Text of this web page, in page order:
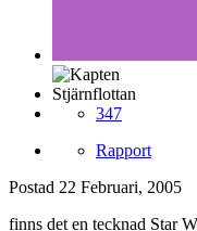
Stjärnflottan
347
Rapport
Postad 22 Februari, 2005
finns det en tecknad Star